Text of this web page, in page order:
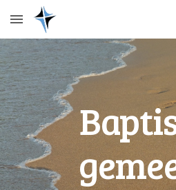
Skip to main content